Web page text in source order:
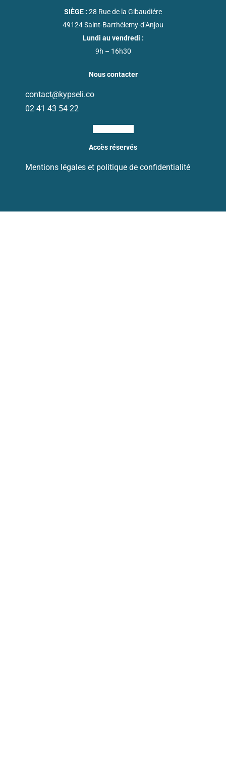
SIÈGE : 28 Rue de la Gibaudiére
49124 Saint-Barthélemy-d’Anjou
Lundi au vendredi :
9h – 16h30
Nous contacter
contact@kypseli.co
02 41 43 54 22
Accès réservés
Mentions légales et politique de confidentialité